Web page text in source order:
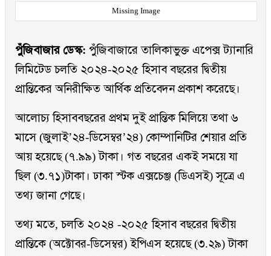
Missing Image
পুঁজিবাজার ডেস্ক: পুঁজিবাজারে তালিকাভুক্ত এপেক্স ট্যানারি
লিমিটেড চলতি ২০২৪-২০২৫ হিসাব বছরের দ্বিতীয়
প্রান্তিকের অনিরীক্ষিত আর্থিক প্রতিবেদন প্রকাশ করেছে।
আলোচ্য হিসাববছরের প্রথম দুই প্রান্তিক মিলিয়ে তথা ৬
মাসে (জুলাই’২৪-ডিসেম্বর’২৪) কোম্পানিটির শেয়ার প্রতি
আয় হয়েছে (৭.৯৯) টাকা। গত বছরের একই সময়ে যা
ছিল (৩.৭১)টাকা। ঢাকা স্টক এক্সচেঞ্জ (ডিএসই) সূত্রে এ
তথ্য জানা গেছে।
তথ্য মতে, চলতি ২০২৪ -২০২৫ হিসাব বছরের দ্বিতীয়
প্রান্তিকে (অক্টোবর-ডিসেম্বর) ইপিএস হয়েছে (৩.২৯) টাকা